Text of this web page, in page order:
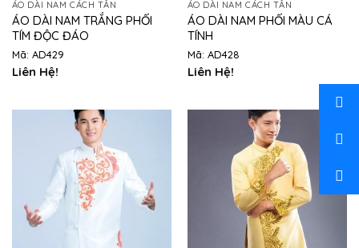
ÁO DÀI NAM CÁCH TÂN
ÁO DÀI NAM TRẮNG PHỐI
TÍM ĐỘC ĐÁO
Mã: AD429
Liên Hệ!
ÁO DÀI NAM CÁCH TÂN
ÁO DÀI NAM PHỐI MÀU CÁ
TÍNH
Mã: AD428
Liên Hệ!